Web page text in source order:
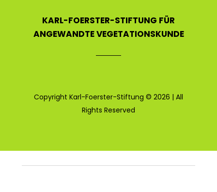
KARL-FOERSTER-STIFTUNG FÜR
ANGEWANDTE VEGETATIONSKUNDE
Copyright Karl-Foerster-Stiftung © 2026 | All
Rights Reserved